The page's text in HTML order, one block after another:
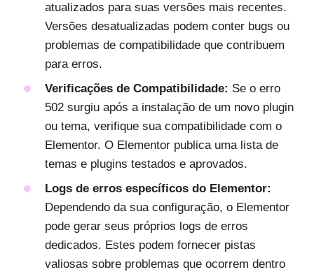
atualizados para suas versões mais recentes.
Versões desatualizadas podem conter bugs ou
problemas de compatibilidade que contribuem
para erros.
Verificações de Compatibilidade: Se o erro
502 surgiu após a instalação de um novo plugin
ou tema, verifique sua compatibilidade com o
Elementor. O Elementor publica uma lista de
temas e plugins testados e aprovados.
Logs de erros específicos do Elementor:
Dependendo da sua configuração, o Elementor
pode gerar seus próprios logs de erros
dedicados. Estes podem fornecer pistas
valiosas sobre problemas que ocorrem dentro